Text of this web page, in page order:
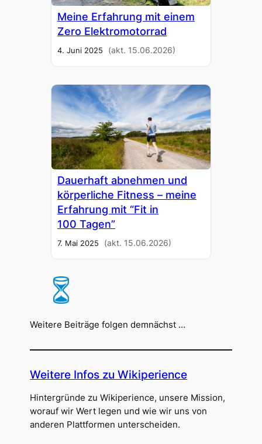
Mei­ne Erfah­rung mit einem
Zero Elek­tro­mo­tor­rad
4. Juni 2025 (akt. 15.06.2026)
Dau­er­haft abneh­men und
kör­per­li­che Fit­ness – mei­ne
Erfah­rung mit “Fit in
100 Tagen”
7. Mai 2025 (akt. 15.06.2026)
Wei­te­re Bei­trä­ge fol­gen demnächst …
Wei­te­re Infos zu Wikiperience
Hin­ter­grün­de zu Wiki­pe­ri­ence, unse­re Mis­si­on,
wor­auf wir Wert legen und wie wir uns von
ande­ren Platt­for­men unterscheiden.